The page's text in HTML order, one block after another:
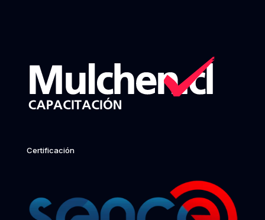
Certificación